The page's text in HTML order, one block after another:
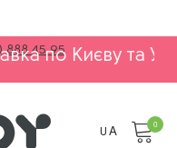
888 45 95та Україною!
UA
0